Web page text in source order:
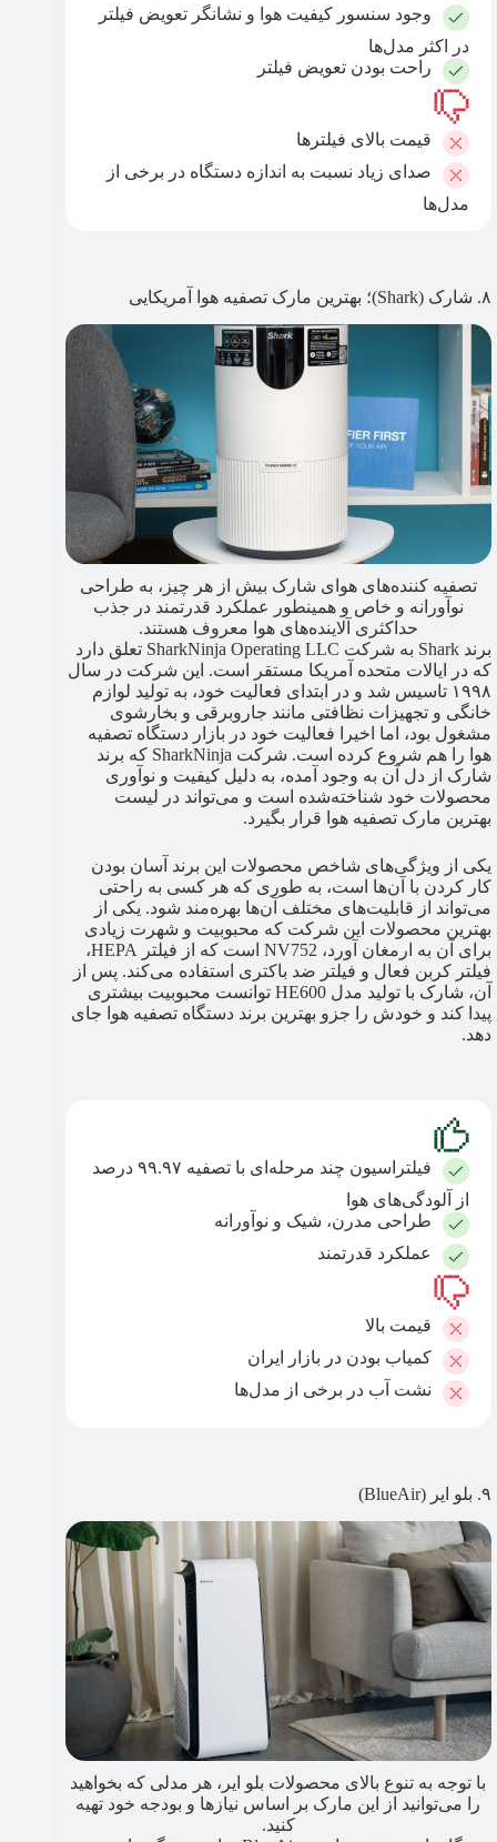
وجود سنسور کیفیت هوا و نشانگر تعویض فیلتر
در اکثر مدل‌ها
راحت بودن تعویض فیلتر
قیمت بالای فیلترها
صدای زیاد نسبت به اندازه دستگاه در برخی از
مدل‌ها
۸. شارک (Shark)؛ بهترین مارک تصفیه هوا آمریکایی
تصفیه کننده‌های هوای شارک بیش از هر چیز، به طراحی
نوآورانه و خاص و همینطور عملکرد قدرتمند در جذب
حداکثری آلاینده‌های هوا معروف هستند.
برند Shark به شرکت SharkNinja Operating LLC تعلق دارد
که در ایالات متحده آمریکا مستقر است. این شرکت در سال
۱۹۹۸ تاسیس شد و در ابتدای فعالیت خود، به تولید لوازم
خانگی و تجهیزات نظافتی مانند جاروبرقی و بخارشوی
مشغول بود، اما اخیرا فعالیت خود در بازار دستگاه تصفیه
هوا را هم شروع کرده است. شرکت SharkNinja که برند
شارک از دل آن به وجود آمده، به دلیل کیفیت و نوآوری
محصولات خود شناخته‌شده است و می‌تواند در لیست
بهترین مارک تصفیه هوا قرار بگیرد.
یکی از ویژگی‌های شاخص محصولات این برند آسان بودن
کار کردن با آن‌ها است، به طوری که هر کسی به راحتی
می‌تواند از قابلیت‌های مختلف آن‌ها بهره‌مند شود. یکی از
بهترین محصولات این شرکت که محبوبیت و شهرت زیادی
برای آن به ارمغان آورد، NV752 است که از فیلتر HEPA،
فیلتر کربن فعال و فیلتر ضد باکتری استفاده می‌کند. پس از
آن، شارک با تولید مدل HE600 توانست محبوبیت بیشتری
پیدا کند و خودش را جزو بهترین برند دستگاه تصفیه هوا جای
دهد.
فیلتراسیون چند مرحله‌ای با تصفیه ۹۹.۹۷ درصد
از آلودگی‌های هوا
طراحی مدرن، شیک و نوآورانه
عملکرد قدرتمند
قیمت بالا
کمیاب بودن در بازار ایران
نشت آب در برخی از مدل‌ها
۹. بلو ایر (BlueAir)
با توجه به تنوع بالای محصولات بلو ایر، هر مدلی که بخواهید
را می‌توانید از این مارک بر اساس نیازها و بودجه خود تهیه
کنید.